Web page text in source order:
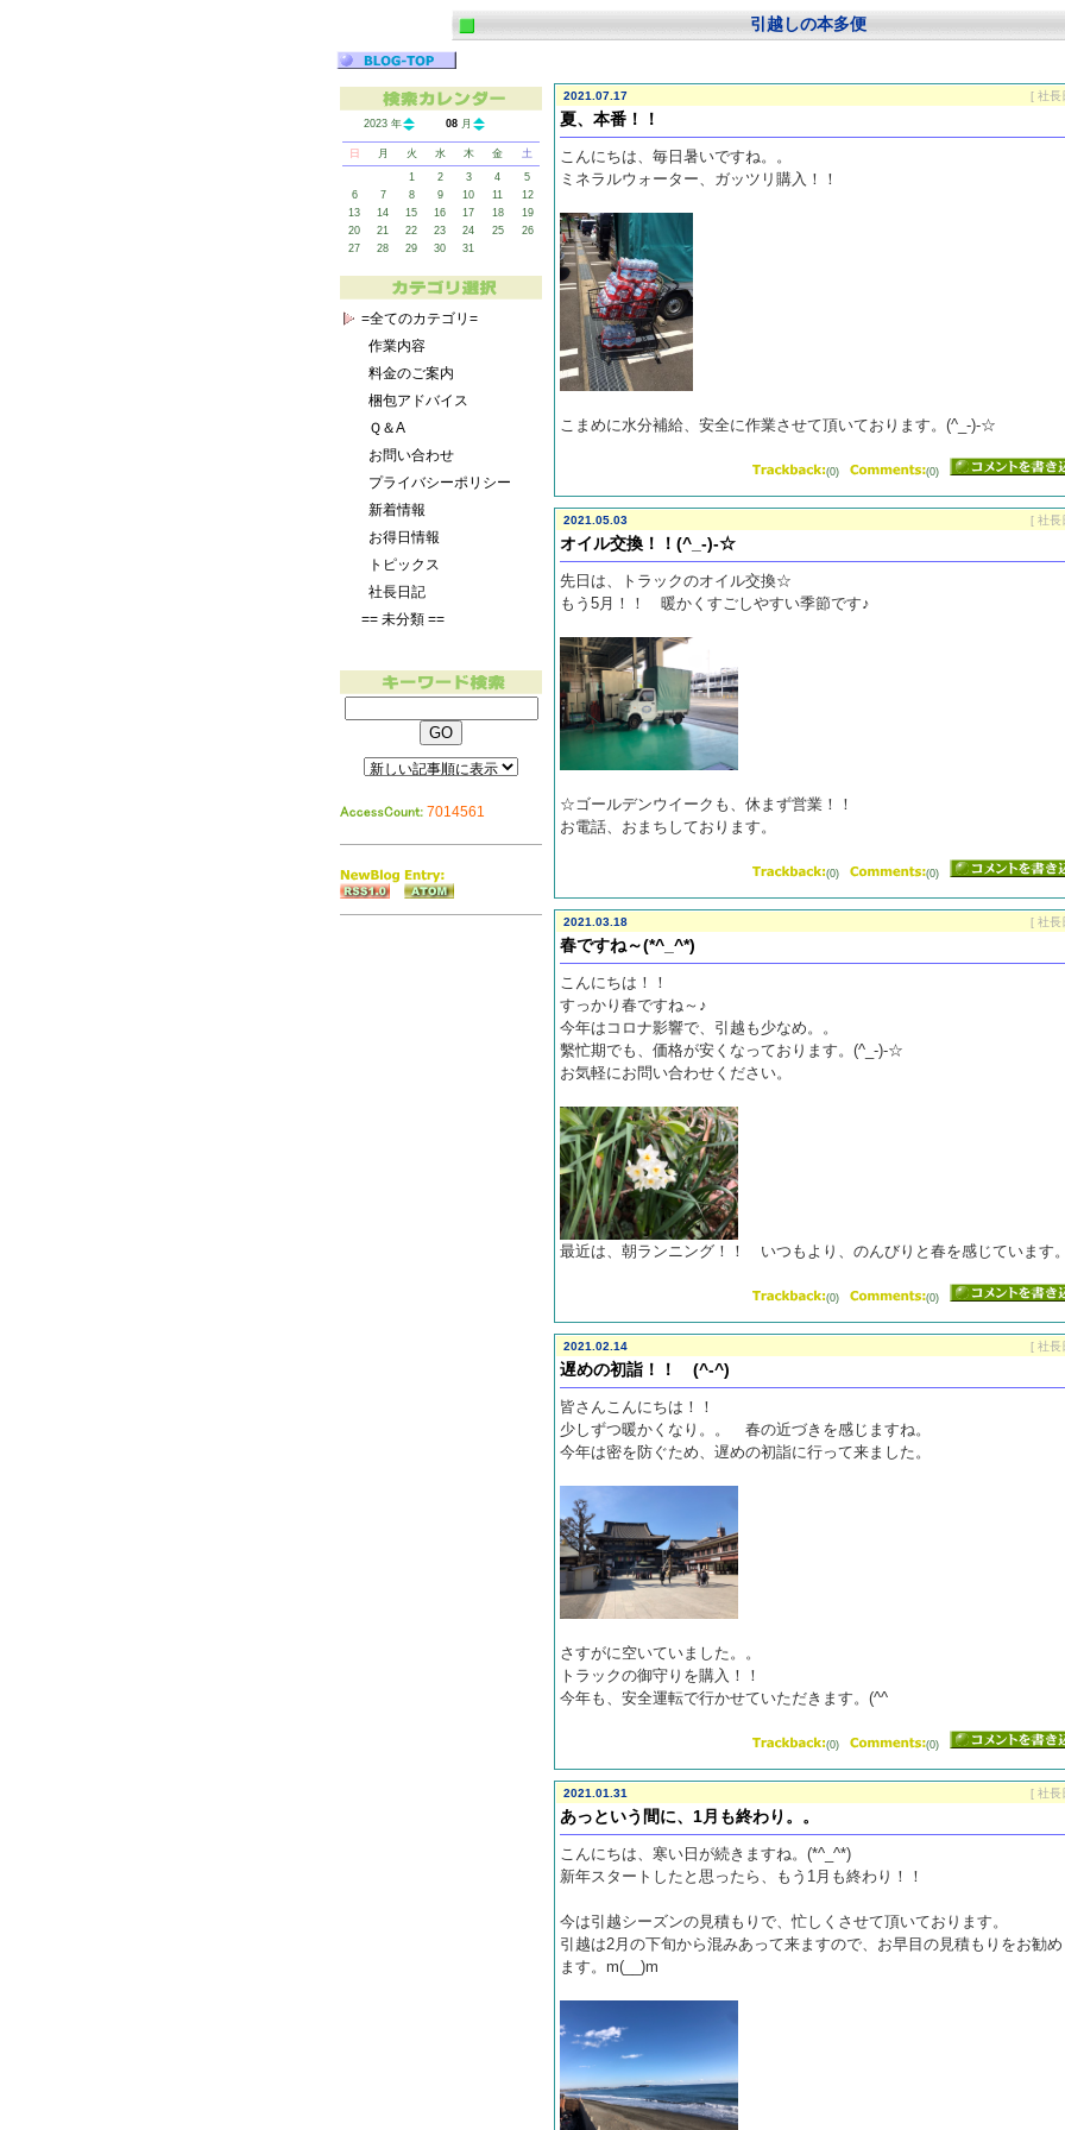
引越しの本多便
2023 年 08 月
日 月 火 水 木 金
土
1
2 3 4
5
6
7 8 9 10 11
12
13
14 15 16 17 18
19
20
21 22 23 24 25
26
27
28 29 30 31
=全てのカテゴリ=
作業内容
料金のご案内
梱包アドバイス
Ｑ＆A
お問い合わせ
プライバシーポリシー
新着情報
お得日情報
トピックス
社長日記
== 未分類 ==
7014561
2021.07.17 [ 社長
夏、本番！！
こんにちは、毎日暑いですね。。
ミネラルウォーター、ガッツリ購入！！
こまめに水分補給、安全に作業させて頂いております。(^_-)-☆
(0) (0)
2021.05.03 [ 社長
オイル交換！！(^_-)-☆
先日は、トラックのオイル交換☆
もう5月！！ 暖かくすごしやすい季節です♪
☆ゴールデンウイークも、休まず営業！！
お電話、おまちしております。
(0) (0)
2021.03.18 [ 社長
春ですね～(*^_^*)
こんにちは！！
すっかり春ですね～♪
今年はコロナ影響で、引越も少なめ。。
繫忙期でも、価格が安くなっております。(^_-)-☆
お気軽にお問い合わせください。
最近は、朝ランニング！！ いつもより、のんびりと春を感じています
(0) (0)
2021.02.14 [ 社長
遅めの初詣！！ (^-^)
皆さんこんにちは！！
少しずつ暖かくなり。。 春の近づきを感じますね。
今年は密を防ぐため、遅めの初詣に行って来ました。
さすがに空いていました。。
トラックの御守りを購入！！
今年も、安全運転で行かせていただきます。(^^ゞ
(0) (0)
2021.01.31 [ 社長
あっという間に、1月も終わり。。
こんにちは、寒い日が続きますね。(*^_^*)
新年スタートしたと思ったら、もう1月も終わり！！
今は引越シーズンの見積もりで、忙しくさせて頂いております。
引越は2月の下旬から混みあって来ますので、お早目の見積もりをお勧
ます。m(__)m